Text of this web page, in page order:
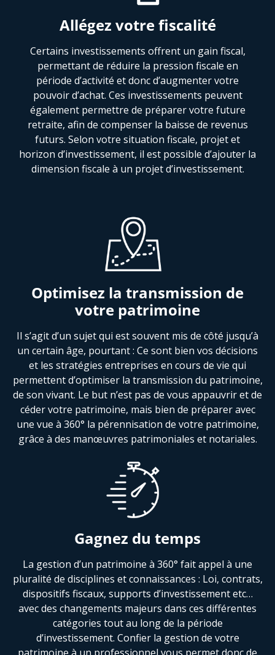
Allégez votre fiscalité
Certains investissements offrent un gain fiscal,
permettant de réduire la pression fiscale en
période d’activité et donc d’augmenter votre
pouvoir d’achat. Ces investissements peuvent
également permettre de préparer votre future
retraite, afin de compenser la baisse de revenus
futurs. Selon votre situation fiscale, projet et
horizon d’investissement, il est possible d’ajouter la
dimension fiscale à un projet d’investissement.
Optimisez la transmission de
votre patrimoine
Il s’agit d’un sujet qui est souvent mis de côté jusqu’à
un certain âge, pourtant : Ce sont bien vos décisions
et les stratégies entreprises en cours de vie qui
permettent d’optimiser la transmission du patrimoine,
de son vivant. Le but n’est pas de vous appauvrir et de
céder votre patrimoine, mais bien de préparer avec
une vue à 360° la pérennisation de votre patrimoine,
grâce à des manœuvres patrimoniales et notariales.
Gagnez du temps
La gestion d’un patrimoine à 360° fait appel à une
pluralité de disciplines et connaissances : Loi, contrats,
dispositifs fiscaux, supports d’investissement etc…
avec des changements majeurs dans ces différentes
catégories tout au long de la période
d’investissement. Confier la gestion de votre